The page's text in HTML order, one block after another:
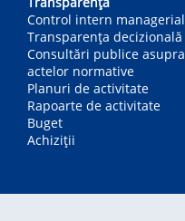
Control intern managerial
Transparența decizională
Consultări publice asupra
actelor normative
Planuri de activitate
Rapoarte de activitate
Buget
Achiziții